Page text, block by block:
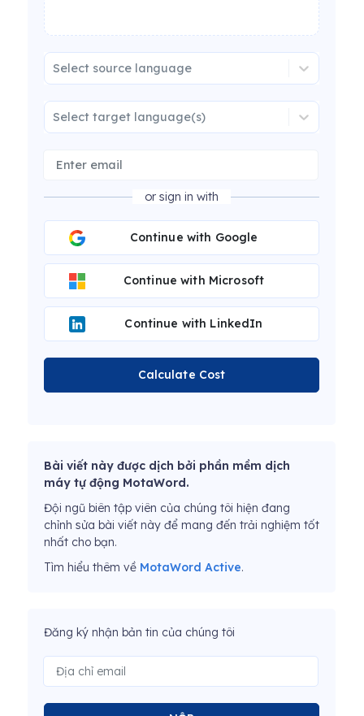
Select source language
Select target language(s)
or sign in with
Continue with Google
Continue with Microsoft
Continue with LinkedIn
Calculate Cost
Bài viết này được dịch bởi phần mềm dịch
máy tự động MotaWord.
Đội ngũ biên tập viên của chúng tôi hiện đang
chỉnh sửa bài viết này để mang đến trải nghiệm tốt
nhất cho bạn.
Tìm hiểu thêm về MotaWord Active.
Đăng ký nhận bản tin của chúng tôi